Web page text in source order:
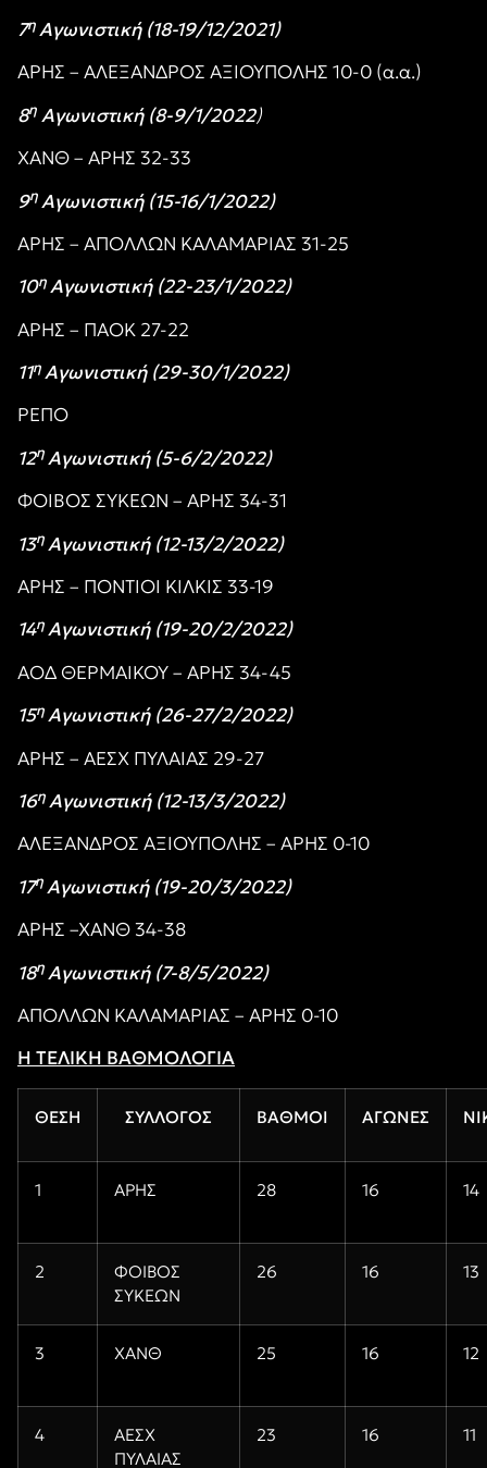
7ηΑγωνιστική (18-19/12/2021)
ΑΡΗΣ – ΑΛΕΞΑΝΔΡΟΣ ΑΞΙΟΥΠΟΛΗΣ 10-0 (α.α.)
8η Αγωνιστική (8-9/1/2022)
ΧΑΝΘ – ΑΡΗΣ 32-33
9ηΑγωνιστική (15-16/1/2022)
ΑΡΗΣ – ΑΠΟΛΛΩΝ ΚΑΛΑΜΑΡΙΑΣ 31-25
10ηΑγωνιστική (22-23/1/2022)
ΑΡΗΣ – ΠΑΟΚ 27-22
11ηΑγωνιστική (29-30/1/2022)
ΡΕΠΟ
12ηΑγωνιστική (5-6/2/2022)
ΦΟΙΒΟΣ ΣΥΚΕΩΝ – ΑΡΗΣ 34-31
13ηΑγωνιστική (12-13/2/2022)
ΑΡΗΣ – ΠΟΝΤΙΟΙ ΚΙΛΚΙΣ 33-19
14ηΑγωνιστική (19-20/2/2022)
ΑΟΔ ΘΕΡΜΑΙΚΟΥ – ΑΡΗΣ 34-45
15ηΑγωνιστική (26-27/2/2022)
ΑΡΗΣ – ΑΕΣΧ ΠΥΛΑΙΑΣ 29-27
16ηΑγωνιστική (12-13/3/2022)
ΑΛΕΞΑΝΔΡΟΣ ΑΞΙΟΥΠΟΛΗΣ – ΑΡΗΣ 0-10
17ηΑγωνιστική (19-20/3/2022)
ΑΡΗΣ –ΧΑΝΘ 34-38
18ηΑγωνιστική (7-8/5/2022)
ΑΠΟΛΛΩΝ ΚΑΛΑΜΑΡΙΑΣ – ΑΡΗΣ 0-10
Η ΤΕΛΙΚΗ ΒΑΘΜΟΛΟΓΙΑ
ΘΕΣΗ ΣΥΛΛΟΓΟΣ ΒΑΘΜΟΙ ΑΓΩΝΕΣ
1 ΑΡΗΣ 28 16 14
2
ΦΟΙΒΟΣ
ΣΥΚΕΩΝ
26 16 13
3 ΧΑΝΘ 25 16 12
4
ΑΕΣΧ
ΠΥΛΑΙΑΣ
23 16 11